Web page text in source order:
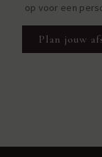
op voor een
Plan jouw